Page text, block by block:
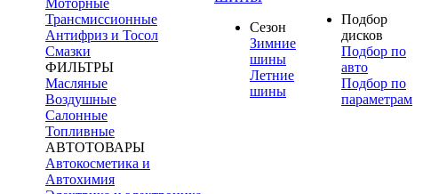
Трансмиссионные
Антифриз и Тосол
Смазки
ФИЛЬТРЫ
Масляные
Воздушные
Салонные
Топливные
АВТОТОВАРЫ
Автокосметика и
Автохимия
Сезон
Зимние
шины
Летние
шины
Подбор
дисков
Подбор по
авто
Подбор по
параметрам